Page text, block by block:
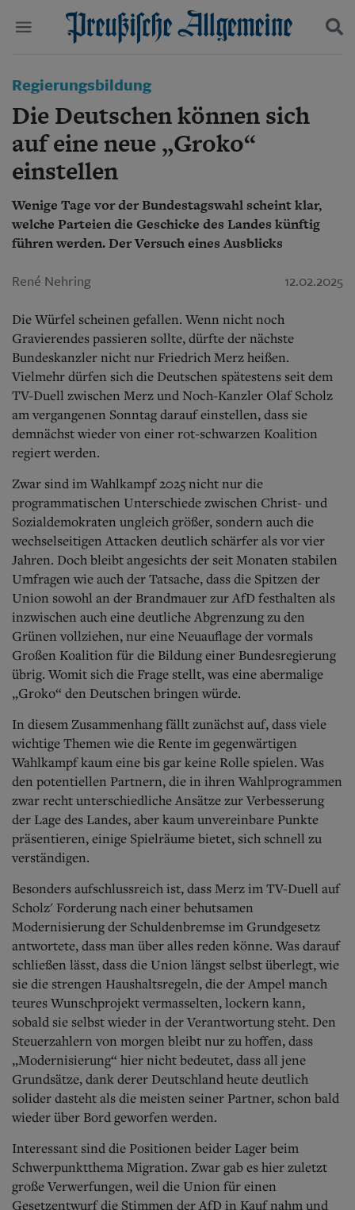
Start
Wer wir sind
Aktuelle Ausgabe
Abonnenten-Login
Abonnent werden
Abo Prämien
Archiv
Mediadaten
Wirtschaft
Panorama
Gesellschaft
Ostpreußen
Pommern
Berlin-Brandenburg
Kontakt
Impressum
Datenschutz
Suchen und finden
Regierungsbildung
Die Deutschen können sich
auf eine neue „Groko“
einstellen
Wenige Tage vor der Bundestagswahl scheint klar,
welche Parteien die Geschicke des Landes künftig
führen werden. Der Versuch eines Ausblicks
René Nehring 12.02.2025
Die Würfel scheinen gefallen. Wenn nicht noch
Gravierendes passieren sollte, dürfte der nächste
Bundeskanzler nicht nur Friedrich Merz heißen.
Vielmehr dürfen sich die Deutschen spätestens seit dem
TV-Duell zwischen Merz und Noch-Kanzler Olaf Scholz
am vergangenen Sonntag darauf einstellen, dass sie
demnächst wieder von einer rot-schwarzen Koalition
regiert werden.
Zwar sind im Wahlkampf 2025 nicht nur die
programmatischen Unterschiede zwischen Christ- und
Sozialdemokraten ungleich größer, sondern auch die
wechselseitigen Attacken deutlich schärfer als vor vier
Jahren. Doch bleibt angesichts der seit Monaten stabilen
Umfragen wie auch der Tatsache, dass die Spitzen der
Union sowohl an der Brandmauer zur AfD festhalten als
inzwischen auch eine deutliche Abgrenzung zu den
Grünen vollziehen, nur eine Neuauflage der vormals
Großen Koalition für die Bildung einer Bundesregierung
übrig. Womit sich die Frage stellt, was eine abermalige
„Groko“ den Deutschen bringen würde.
In diesem Zusammenhang fällt zunächst auf, dass viele
wichtige Themen wie die Rente im gegenwärtigen
Wahlkampf kaum eine bis gar keine Rolle spielen. Was
den potentiellen Partnern, die in ihren Wahlprogrammen
zwar recht unterschiedliche Ansätze zur Verbesserung
der Lage des Landes, aber kaum unvereinbare Punkte
präsentieren, einige Spielräume bietet, sich schnell zu
verständigen.
Besonders aufschlussreich ist, dass Merz im TV-Duell auf
Scholz' Forderung nach einer behutsamen
Modernisierung der Schuldenbremse im Grundgesetz
antwortete, dass man über alles reden könne. Was darauf
schließen lässt, dass die Union längst selbst überlegt, wie
sie die strengen Haushaltsregeln, die der Ampel manch
teures Wunschprojekt vermasselten, lockern kann,
sobald sie selbst wieder in der Verantwortung steht. Den
Steuerzahlern von morgen bleibt nur zu hoffen, dass
„Modernisierung“ hier nicht bedeutet, dass all jene
Grundsätze, dank derer Deutschland heute deutlich
solider dasteht als die meisten seiner Partner, schon bald
wieder über Bord geworfen werden.
Interessant sind die Positionen beider Lager beim
Schwerpunktthema Migration. Zwar gab es hier zuletzt
große Verwerfungen, weil die Union für einen
Gesetzentwurf die Stimmen der AfD in Kauf nahm und